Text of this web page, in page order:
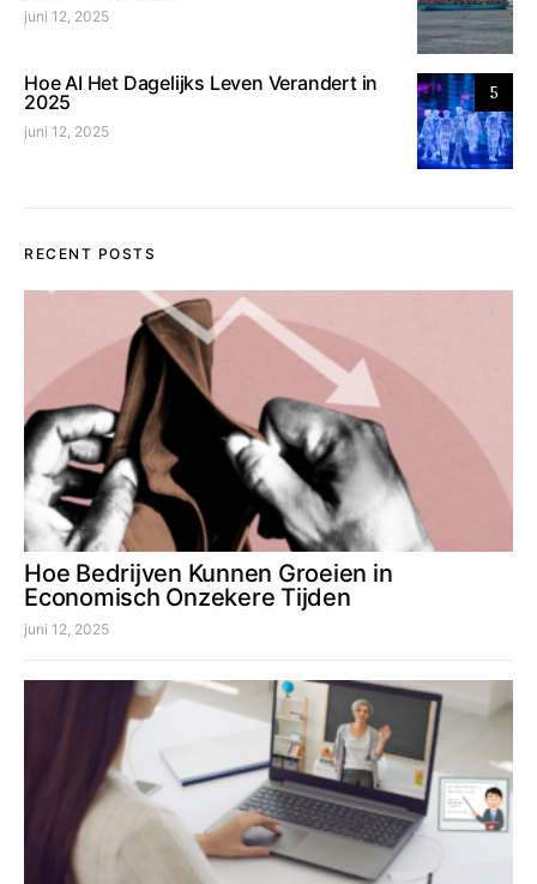
juni 12, 2025
5
Hoe AI Het Dagelijks Leven Verandert in
2025
juni 12, 2025
RECENT POSTS
Hoe Bedrijven Kunnen Groeien in
Economisch Onzekere Tijden
juni 12, 2025